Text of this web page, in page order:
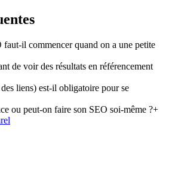
il commencer quand on a une petite
de voir des résultats en référencement
liens) est-il obligatoire pour se
ou peut-on faire son SEO soi-même ?+